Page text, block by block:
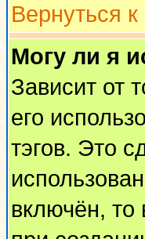
Вернуться
Могу ли я
Зависит от
его
тэгов. Это
включён, то